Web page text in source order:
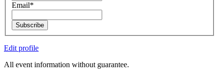
Email*
Subscribe
Edit profile
All event information without guarantee.